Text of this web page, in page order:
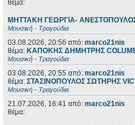
θέμα:
ΜΗΤΤΑΚΗ ΓΕΩΡΓΙΑ- ΑΝΕΣΤΟΠΟΥΛΟΣ
Μουσική - Τραγούδια
03.08.2026, 20:56 από: marco21nis
θέμα: ΚΑΠΟΚΗΣ ΔΗΜΗΤΡΗΣ
Μουσική - Τραγούδια
03.08.2026, 20:55 από: marco21nis
θέμα: ΣΤΑΣΙΝΟΠΟΥΛΟΣ ΣΩΤΗΡΗΣ
Μουσική - Τραγούδια
21.07.2026, 16:41 από: marco21nis
θέμα: